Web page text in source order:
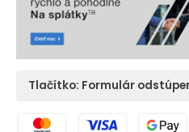
Tlačítko: Formulár